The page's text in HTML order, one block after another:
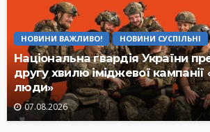
НОВИНИ ВАЖЛИВО! НОВИНИ СУСПІЛЬНІ
Національна гвардія України
другу хвилю іміджевої
люди»
07.08.2026